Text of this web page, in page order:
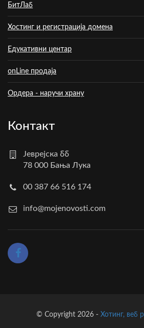
БитЛаб
Хостинг и регистрација домена
Едукативни центар
onLine продаја
Ордера - наручи храну
Контакт
Јеврејска бб
78 000 Бања Лука
00 387 66 516 174
info@mojenovosti.com
© Copyright 2026 - Хотинг, веб